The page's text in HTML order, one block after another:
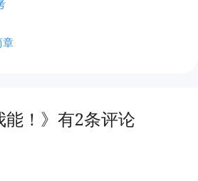
章
能！》有2条评论